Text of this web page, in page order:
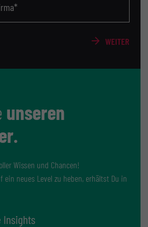
WEITER
unseren
Wissen und Chancen!
ein neues Level zu heben, erhältst Du in
Insights